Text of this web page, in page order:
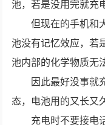
池，若是没用完就充
但现在的手机和
池没有记忆效应，若
池内部的化学物质无
因此最好没事就
态，电池用的又长又
充电时不要接电